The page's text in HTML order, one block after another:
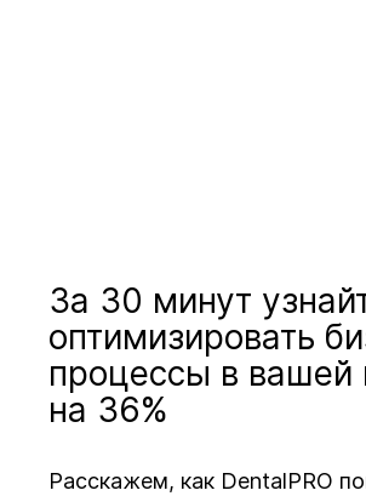
За 30 минут
оптимизировать
процессы в вашей
на 36%
Расскажем, как DentalPRO